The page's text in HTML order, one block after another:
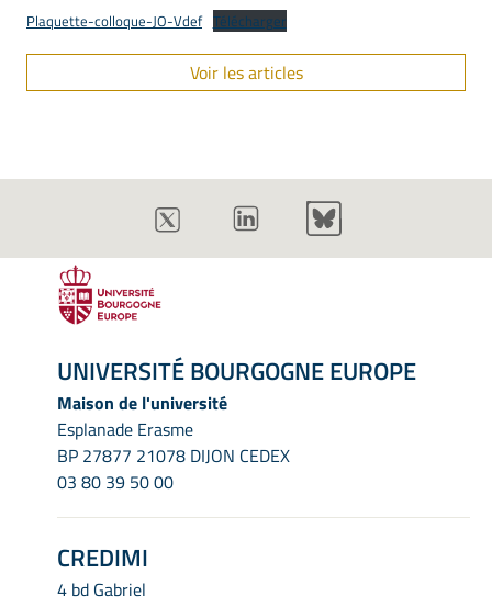
Plaquette-colloque-JO-Vdef Télécharger
Voir les articles
UNIVERSITÉ BOURGOGNE EUROPE
Maison de l'université
Esplanade Erasme
BP 27877 21078 DIJON CEDEX
03 80 39 50 00
CREDIMI
4 bd Gabriel